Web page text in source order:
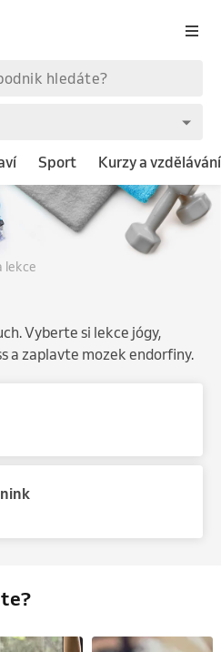
Sport Kurzy a vzdělávání
lekce
Vyberte si lekce jógy,
a zaplavte mozek endorfiny.